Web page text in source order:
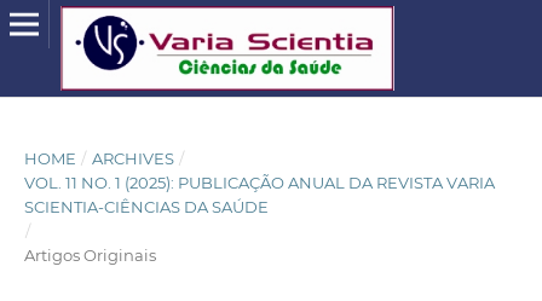
HOME / ARCHIVES /
VOL. 11 NO. 1 (2025): PUBLICAÇÃO ANUAL DA REVISTA VARIA
SCIENTIA-CIÊNCIAS DA SAÚDE
/
Artigos Originais